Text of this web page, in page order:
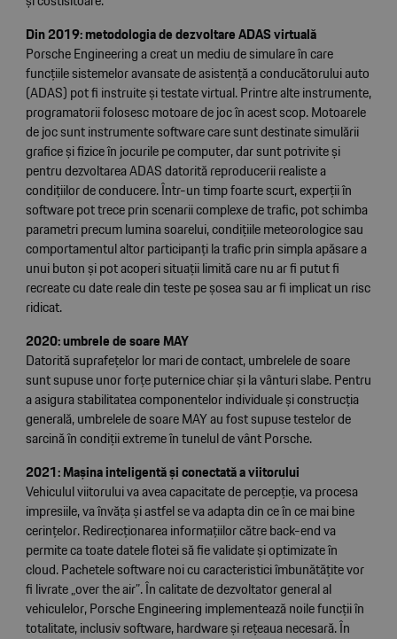
Din 2019: metodologia de dezvoltare ADAS virtuală
Porsche Engineering a creat un mediu de simulare în care
funcțiile sistemelor avansate de asistență a conducătorului auto
(ADAS) pot fi instruite și testate virtual. Printre alte instrumente,
programatorii folosesc motoare de joc în acest scop. Motoarele
de joc sunt instrumente software care sunt destinate simulării
grafice și fizice în jocurile pe computer, dar sunt potrivite și
pentru dezvoltarea ADAS datorită reproducerii realiste a
condițiilor de conducere. Într-un timp foarte scurt, experții în
software pot trece prin scenarii complexe de trafic, pot schimba
parametri precum lumina soarelui, condițiile meteorologice sau
comportamentul altor participanți la trafic prin simpla apăsare a
unui buton și pot acoperi situații limită care nu ar fi putut fi
recreate cu date reale din teste pe șosea sau ar fi implicat un risc
ridicat.
2020: umbrele de soare MAY
Datorită suprafețelor lor mari de contact, umbrelele de soare
sunt supuse unor forțe puternice chiar și la vânturi slabe. Pentru
a asigura stabilitatea componentelor individuale și construcția
generală, umbrelele de soare MAY au fost supuse testelor de
sarcină în condiții extreme în tunelul de vânt Porsche.
2021: Mașina inteligentă și conectată a viitorului
Vehiculul viitorului va avea capacitate de percepție, va procesa
impresiile, va învăța și astfel se va adapta din ce în ce mai bine
cerințelor. Redirecționarea informațiilor către back-end va
permite ca toate datele flotei să fie validate și optimizate în
cloud. Pachetele software noi cu caracteristici îmbunătățite vor
fi livrate „over the air”. În calitate de dezvoltator general al
vehiculelor, Porsche Engineering implementează noile funcții în
totalitate, inclusiv software, hardware și rețeaua necesară. În